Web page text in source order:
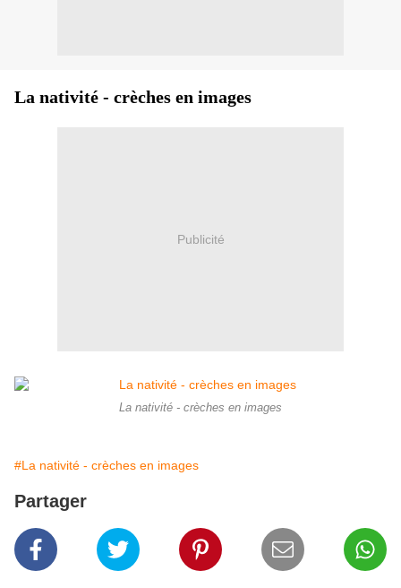
La nativité - crèches en images
Publicité
La nativité - crèches en images
#La nativité - crèches en images
Partager